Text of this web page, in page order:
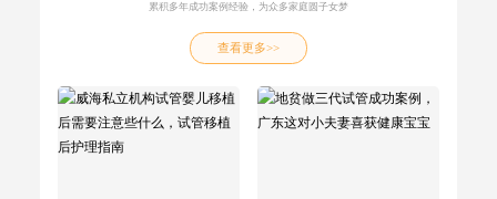
累积多年成功案例经验，为众多家庭圆子女梦
查看更多>>